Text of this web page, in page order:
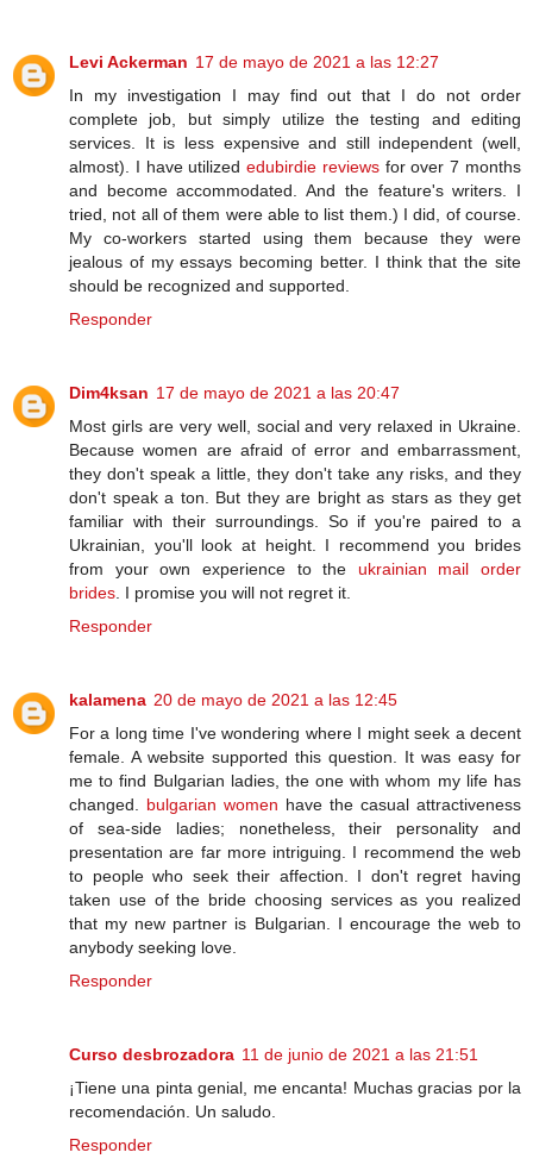
Levi Ackerman 17 de mayo de 2021 a las 12:27
In my investigation I may find out that I do not order
complete job, but simply utilize the testing and editing
services. It is less expensive and still independent (well,
almost). I have utilizededubirdie reviewsfor over 7 months
and become accommodated. And the feature's writers. I
tried, not all of them were able to list them.) I did, of course.
My co-workers started using them because they were
jealous of my essays becoming better. I think that the site
should be recognized and supported.
Responder
Dim4ksan 17 de mayo de 2021 a las 20:47
Most girls are very well, social and very relaxed in Ukraine.
Because women are afraid of error and embarrassment,
they don't speak a little, they don't take any risks, and they
don't speak a ton. But they are bright as stars as they get
familiar with their surroundings. So if you're paired to a
Ukrainian, you'll look at height. I recommend you brides
from your own experience to the ukrainian mail order
brides. I promise you will not regret it.
Responder
kalamena 20 de mayo de 2021 a las 12:45
For a long time I've wondering where I might seek a decent
female. A website supported this question. It was easy for
me to find Bulgarian ladies, the one with whom my life has
changed. bulgarian women have the casual attractiveness
of sea-side ladies; nonetheless, their personality and
presentation are far more intriguing. I recommend the web
to people who seek their affection. I don't regret having
taken use of the bride choosing services as you realized
that my new partner is Bulgarian. I encourage the web to
anybody seeking love.
Responder
Curso desbrozadora 11 de junio de 2021 a las 21:51
¡Tiene una pinta genial, me encanta! Muchas gracias por la
recomendación. Un saludo.
Responder